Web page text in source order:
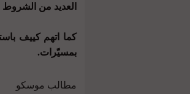
العديد من
كما اتهم كييف
بمسيّرات.
مطالب موسكو